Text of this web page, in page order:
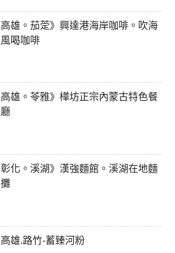
高雄。茄萣》興達港海岸咖啡。吹海
風喝咖啡
高雄。苓雅》樺坊正宗內蒙古特色餐
廳
彰化。溪湖》漢強麵館。溪湖在地麵
攤
高雄.路竹-蓄臻河粉